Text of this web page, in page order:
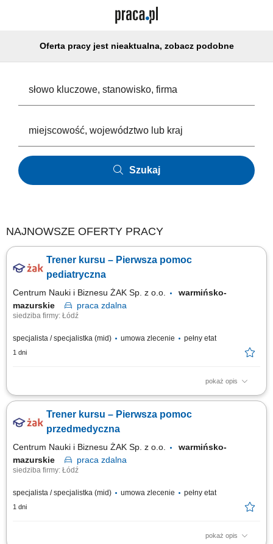
Oferta pracy jest nieaktualna, zobacz podobne
Szukaj
NAJNOWSZE OFERTY PRACY
Trener kursu – Pierwsza pomoc
pediatryczna
Centrum Nauki i Biznesu ŻAK Sp. z o.o.
warmińsko-
mazurskie
praca zdalna
siedziba firmy: Łódź
specjalista / specjalistka (mid) umowa zlecenie pełny etat
1 dni
pokaż opis
Nazwa kursu: Pierwsza pomoc pediatryczna Czas trwania: 6 godzin
Trener kursu – Pierwsza pomoc
przedmedyczna
Centrum Nauki i Biznesu ŻAK Sp. z o.o.
warmińsko-
mazurskie
praca zdalna
siedziba firmy: Łódź
specjalista / specjalistka (mid) umowa zlecenie pełny etat
1 dni
pokaż opis